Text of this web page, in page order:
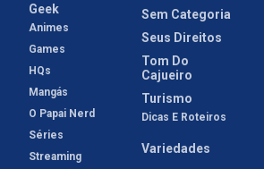
Geek
Animes
Games
HQs
Mangás
O Papai Nerd
Séries
Streaming
Sem Categoria
Seus Direitos
Tom Do
Cajueiro
Turismo
Dicas E Roteiros
Variedades